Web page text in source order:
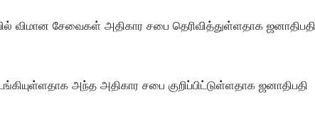
விமான சேவைகள் அதிகார சபை தெரிவித்துள்ளதாக ஜனாதிபதி
அந்த அதிகார சபை குறிப்பிட்டுள்ளதாக ஜனாதிபதி